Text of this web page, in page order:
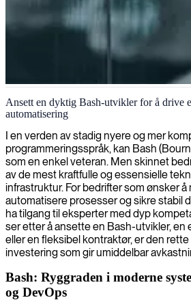
Bash-scripting og automatisering
Vi leverer dyktige Bash-utviklere som
optimaliserer arbeidsflyter og bygger
for sømløs systemdrift.
Ansett en dyktig Bash-utvikler for å drive
automatisering
I en verden av stadig nyere og mer
programmeringsspråk, kan Bash
som en enkel veteran. Men skinnet
av de mest kraftfulle og essensielle
infrastruktur. For bedrifter som ønsker
automatisere prosesser og sikre stabil
ha tilgang til eksperter med dyp
ser etter å ansette en Bash-utvikler,
eller en fleksibel kontraktør, er den
investering som gir umiddelbar
Bash: Ryggraden i moderne
og DevOps